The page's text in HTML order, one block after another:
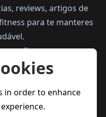
reviews, artigos de
para te manteres
melhor.
in order to enhance